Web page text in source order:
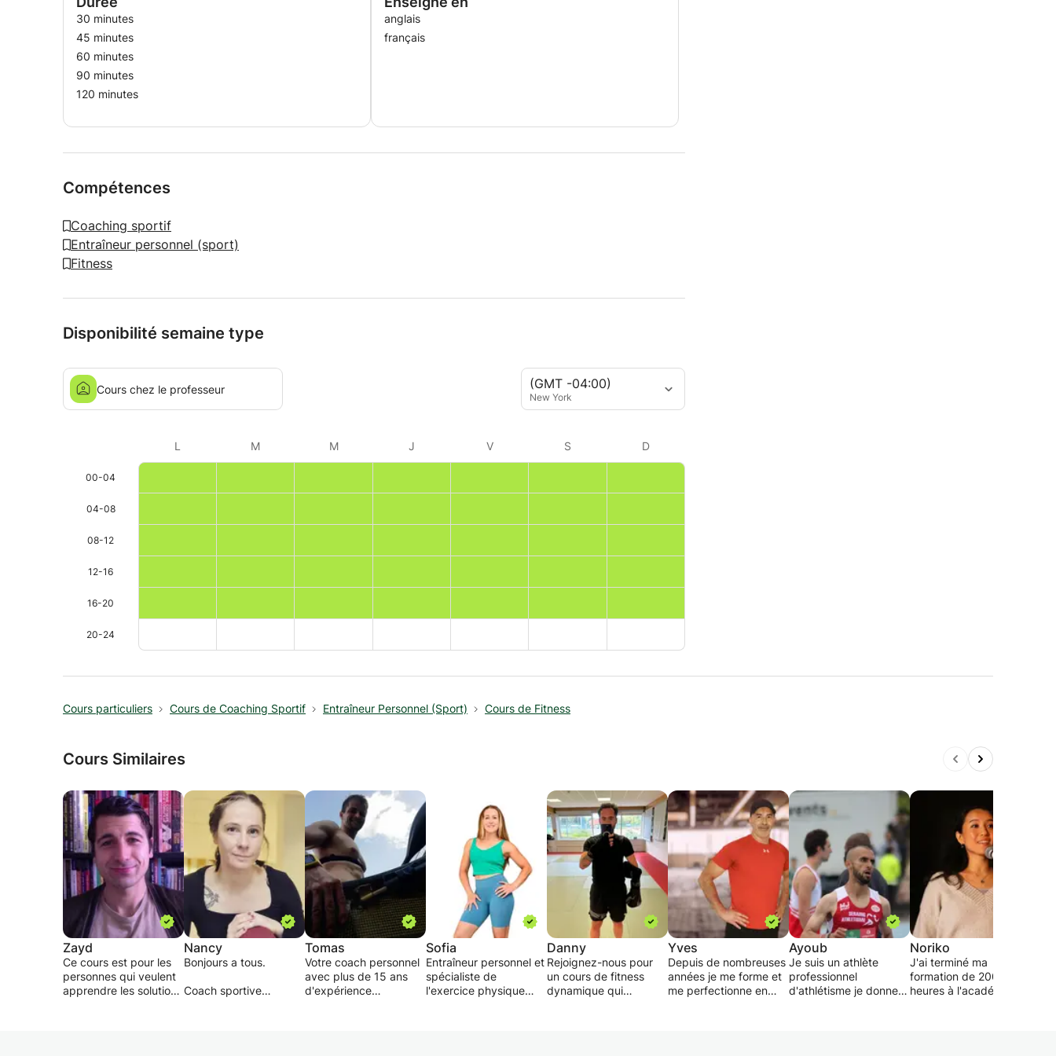
Si vous êtes prêt à vous lancer dans ce voyage de remise en forme transformateur, contactez-moi pour
planifier des cours. Ensemble, nous pouvons apporter des changements positifs qui amélioreront votre
bien-être global.
30 minutes
45 minutes
60 minutes
90 minutes
120 minutes
anglais
français
Compétences
Coaching sportif
Entraîneur personnel (sport)
Fitness
Disponibilité semaine type
(GMT -04:00)
New York
Cours chez le professeur
L M M J V S D
00-04
04-08
08-12
12-16
16-20
20-24
Cours particuliers Cours de Coaching Sportif Entraîneur Personnel (Sport) Cours de Fitness
Cours Similaires
Zayd
Ce cours est pour les
personnes qui veulent
apprendre les solutions
Nancy
Bonjours a tous.
Coach sportive
Tomas
Votre coach personnel
avec plus de 15 ans
d'expérience
Sofia
Entraîneur personnel et
spécialiste de
l'exercice physique
Danny
Rejoignez-nous pour
un cours de fitness
dynamique qui
Yves
Depuis de nombreuses
années je me forme et
me perfectionne en
Ayoub
Je suis un athlète
professionnel
d'athlétisme je donne
Noriko
J'ai terminé ma
formation de 200
heures à l'académie de